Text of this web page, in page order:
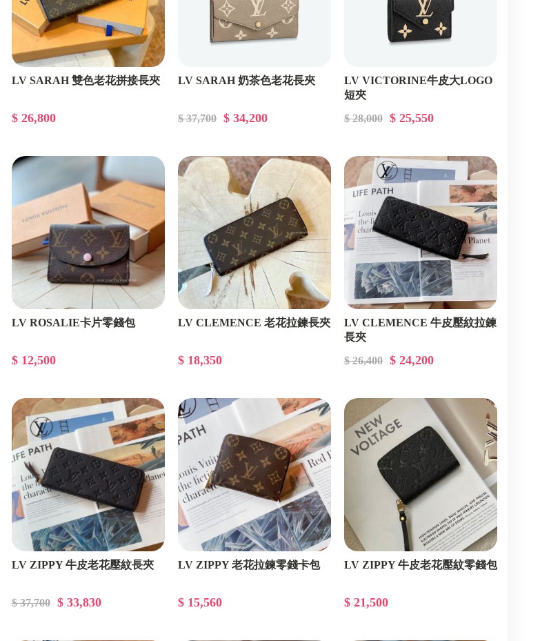
FENDI包款
FENDI皮夾卡包
FENDI飾品配件
電器音響
Hermes愛馬仕 飾品
Hermes愛馬仕 小皮件
MIUMIU包款
MIUMIU飾品配件
MIUMIU小皮件
LV SARAH 雙色老花拼接長夾
$ 26,800
LV SARAH 奶茶色老花長夾
$ 37,700 $ 34,200
LV VICTORINE牛皮大LOGO
短夾
$ 28,000 $ 25,550
LV ROSALIE卡片零錢包
$ 12,500
LV CLEMENCE 老花拉鍊長夾
$ 18,350
LV CLEMENCE 牛皮壓紋拉鍊
長夾
$ 26,400 $ 24,200
LV ZIPPY 牛皮老花壓紋長夾
$ 37,700 $ 33,830
LV ZIPPY 老花拉鍊零錢卡包
$ 15,560
LV ZIPPY 牛皮老花壓紋零錢包
$ 21,500